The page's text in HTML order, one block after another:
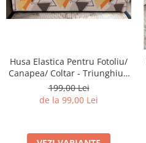
Husa Elastica Pentru Fotoliu/
Canapea/ Coltar - Triunghiuri
Colorate
199,00 Lei
de la 99,00 Lei